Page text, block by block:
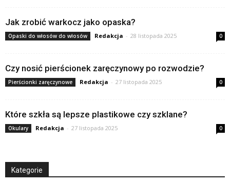
Jak zrobić warkocz jako opaska?
Opaski do włosów do włosów Redakcja - 28 listopada 2025 0
Czy nosić pierścionek zaręczynowy po rozwodzie?
Pierścionki zaręczynowe Redakcja - 27 listopada 2025 0
Które szkła są lepsze plastikowe czy szklane?
Okulary Redakcja - 27 listopada 2025 0
Kategorie